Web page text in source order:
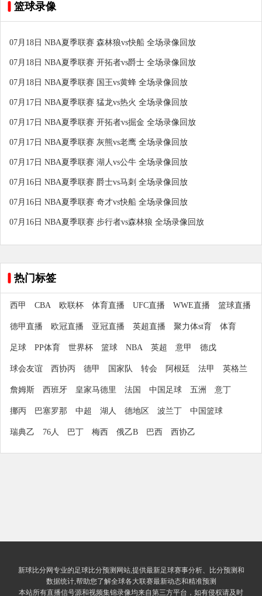
篮球录像
07月18日 NBA夏季联赛 森林狼vs快船 全场录像回放
07月18日 NBA夏季联赛 开拓者vs爵士 全场录像回放
07月18日 NBA夏季联赛 国王vs黄蜂 全场录像回放
07月17日 NBA夏季联赛 猛龙vs热火 全场录像回放
07月17日 NBA夏季联赛 开拓者vs掘金 全场录像回放
07月17日 NBA夏季联赛 灰熊vs老鹰 全场录像回放
07月17日 NBA夏季联赛 湖人vs公牛 全场录像回放
07月16日 NBA夏季联赛 爵士vs马刺 全场录像回放
07月16日 NBA夏季联赛 奇才vs快船 全场录像回放
07月16日 NBA夏季联赛 步行者vs森林狼 全场录像回放
热门标签
西甲 CBA 欧联杯 体育直播 UFC直播 WWE直播 篮球直播
德甲直播 欧冠直播 亚冠直播 英超直播 聚力体st育 体育
足球 PP体育 世界杯 篮球 NBA 英超 意甲 德戊
球会友谊 西协丙 德甲 国家队 转会 阿根廷 法甲 英格兰
詹姆斯 西班牙 皇家马德里 法国 中国足球 五洲 意丁
挪丙 巴塞罗那 中超 湖人 德地区 波兰丁 中国篮球
瑞典乙 76人 巴丁 梅西 俄乙B 巴西 西协乙
新球比分网专业的足球比分预测网站,提供最新足球赛事分析、比分预测和
数据统计,帮助您了解全球各大联赛最新动态和精准预测
本站所有直播信号源和视频集锦录像均来自第三方平台，如有侵权请及时